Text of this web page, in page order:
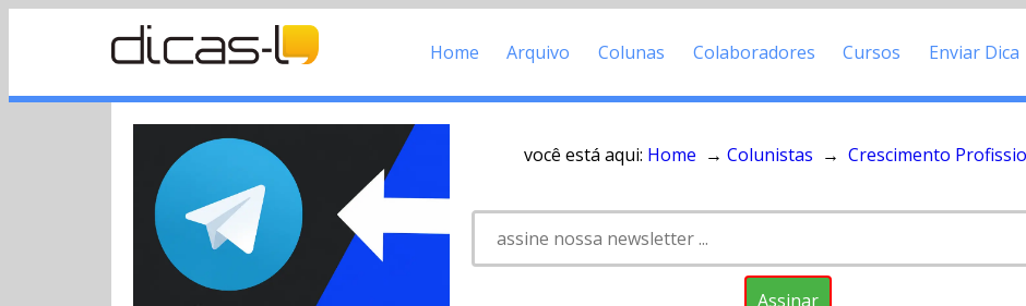
Home Arquivo Colunas Colaboradores Cursos Enviar Dica
você está aqui: Home → Colunistas → Crescimento